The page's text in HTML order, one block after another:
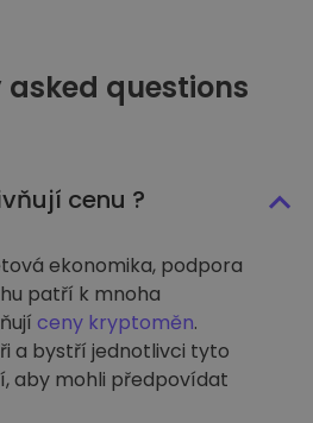
asked questions
cenu ?
ekonomika, podpora
patří k mnoha
ceny kryptoměn.
a bystří jednotlivci tyto
aby mohli předpovídat